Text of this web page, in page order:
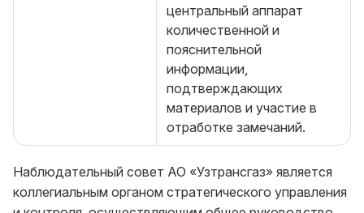
центральный аппарат
количественной и
пояснительной
информации,
подтверждающих
материалов и участие в
отработке замечаний.
Наблюдательный совет АО «Узтрансгаз» является
коллегиальным органом стратегического управления